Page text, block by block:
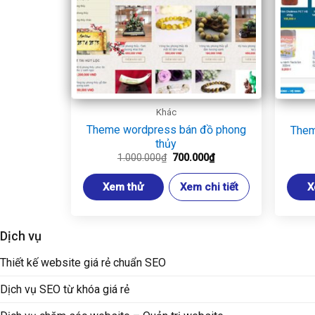
Khác
Theme wordpress bán đồ phong
thủy
1.000.000₫ Giá
là:
1.000.000₫.
700.000₫Giá
hiện
tại
là:
700.000₫.
Xem thử Xem chi tiết
Dịch vụ
Thiết kế website giá rẻ chuẩn SEO
Dịch vụ SEO từ khóa giá rẻ